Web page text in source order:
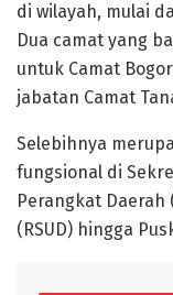
di wilayah, mulai
Dua camat yang
untuk Camat
jabatan Camat
Selebihnya
fungsional di
Perangkat Daerah
(RSUD) hingga